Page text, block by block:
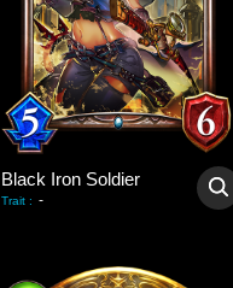
Black Iron Soldier
Trait : -